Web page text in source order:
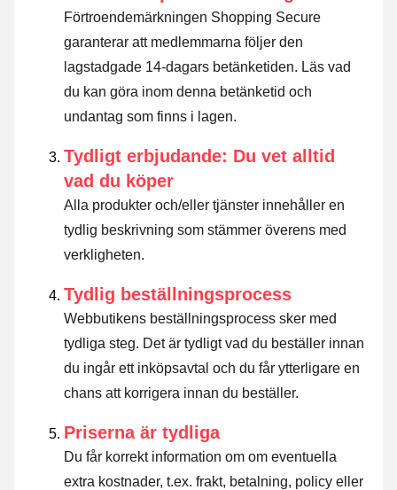
Förtroendemärkningen Shopping Secure
garanterar att medlemmarna följer den
lagstadgade 14-dagars betänketiden. Läs vad
du kan göra inom denna betänketid och
undantag som finns i lagen.
Tydligt erbjudande: Du vet alltid
vad du köper
Alla produkter och/eller tjänster innehåller en
tydlig beskrivning som stämmer överens med
verkligheten.
Tydlig beställningsprocess
Webbutikens beställningsprocess sker med
tydliga steg. Det är tydligt vad du beställer innan
du ingår ett inköpsavtal och du får ytterligare en
chans att korrigera innan du beställer.
Priserna är tydliga
Du får korrekt information om om eventuella
extra kostnader, t.ex. frakt, betalning, policy eller